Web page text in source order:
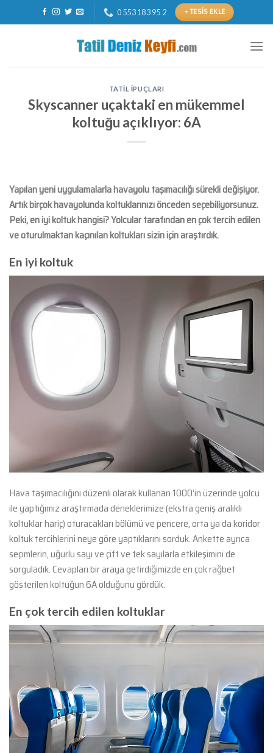
to
0 553 183 95 2 + TESIS EKLE
TATIL İPUÇLARI
Skyscanner uçaktaki en mükemmel
koltuğu açıklıyor: 6A
Yapılan yeni uygulamalarla havayolu taşımacılığı sürekli değişiyor.
Artık birçok havayolunda koltuklarınızı önceden seçebiliyorsunuz.
Peki, en iyi koltuk hangisi? Yolcular tarafından en çok tercih edilen
ve oturulmaktan kaçınılan koltukları sizin için araştırdık.
En iyi koltuk
Hava taşımacılığını düzenli olarak kullanan 1000’in üzerinde yolcu
ile yaptığımız araştırmada deneklerimize (ekstra geniş aralıklı
koltuklar hariç) oturacakları bölümü ve pencere, orta ya da koridor
koltuk tercihlerini neye göre yaptıklarını sorduk. Ankette ayrıca
seçimlerin, uğurlu sayı ve çift ve tek sayılarla etkileşimini de
sorguladık. Cevapları bir araya getirdiğimizde en çok rağbet
gösterilen koltuğun 6A olduğunu gördük.
En çok tercih edilen koltuklar